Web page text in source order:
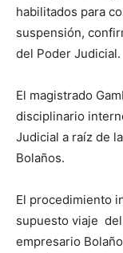
habilitados para
suspensión,
del Poder Judicial.
El magistrado
disciplinario
Judicial a raíz de
Bolaños.
El procedimiento
supuesto viaje
empresario